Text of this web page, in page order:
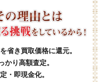
省き買取価格に還元。
かり高額査定。
・即現金化。